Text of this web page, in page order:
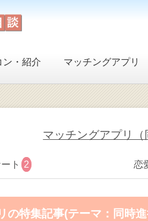
ン・紹介 マッチングアプリ
マッチングアプリ（
ト 2 恋
リの特集記事(テーマ：同時